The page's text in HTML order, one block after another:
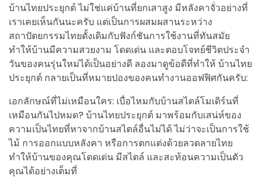
บ้านไทยประยุกต์ ไม่ใช่แค่บ้านที่ยกเสาสูง มีหลังคาจั่วอย่างที่
เราเคยเห็นกันนะครับ แต่เป็นการผสมผสานระหว่าง
สถาปัตยกรรมไทยดั้งเดิมกับฟังก์ชันการใช้งานที่ทันสมัย
ทำให้บ้านมีความสวยงาม โดดเด่น และตอบโจทย์ชีวิตประจำ
วันของคนรุ่นใหม่ได้เป็นอย่างดี ลองมาดูข้อดีที่ทำให้ บ้านไทย
ประยุกต์ กลายเป็นที่หมายปองของคนทำงานออฟฟิศกันครับ:
เอกลักษณ์ที่ไม่เหมือนใคร: เบื่อไหมกับบ้านสไตล์โมเดิร์นที่
เหมือนกันไปหมด? บ้านไทยประยุกต์ มาพร้อมกับเสน่ห์ของ
ความเป็นไทยที่หาจากบ้านสไตล์อื่นไม่ได้ ไม่ว่าจะเป็นการใช้
ไม้ การออกแบบหลังคา หรือการตกแต่งด้วยลวดลายไทย
ทำให้บ้านของคุณโดดเด่น มีสไตล์ และสะท้อนความเป็นตัว
คุณได้อย่างเต็มที่